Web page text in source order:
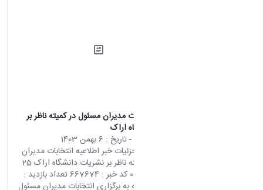
اطلاعیه انتخابات مدیران مسئول در کمیته ناظر بر
نشریات دانشگاه اراک
- تاریخ : 6 بهمن 1403
صفحه اصلی جزئیات خبر اطلاعیه انتخابات مدیران
مسئول در کمیته ناظر بر نشریات دانشگاه اراک 25
01 2025 05:38 کد خبر : 667674 تعداد بازدید :
18437 با توجه به برگزاری انتخابات مدیران مسئول